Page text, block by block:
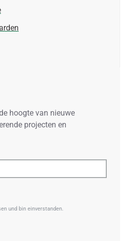
hoogte van nieuwe
projecten en
und bin einverstanden.